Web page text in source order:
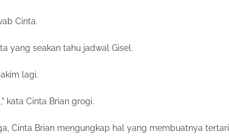
Cinta.
yang seakan tahu jadwal Gisel.
lagi.
kata Cinta Brian grogi.
Cinta Brian mengungkap hal yang membuatnya